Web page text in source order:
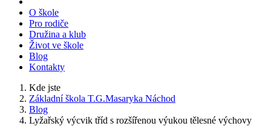
O škole
Pro rodiče
Družina a klub
Život ve škole
Blog
Kontakty
Kde jste
Základní škola T.G.Masaryka Náchod
Blog
Lyžařský výcvik tříd s rozšířenou výukou tělesné výchovy